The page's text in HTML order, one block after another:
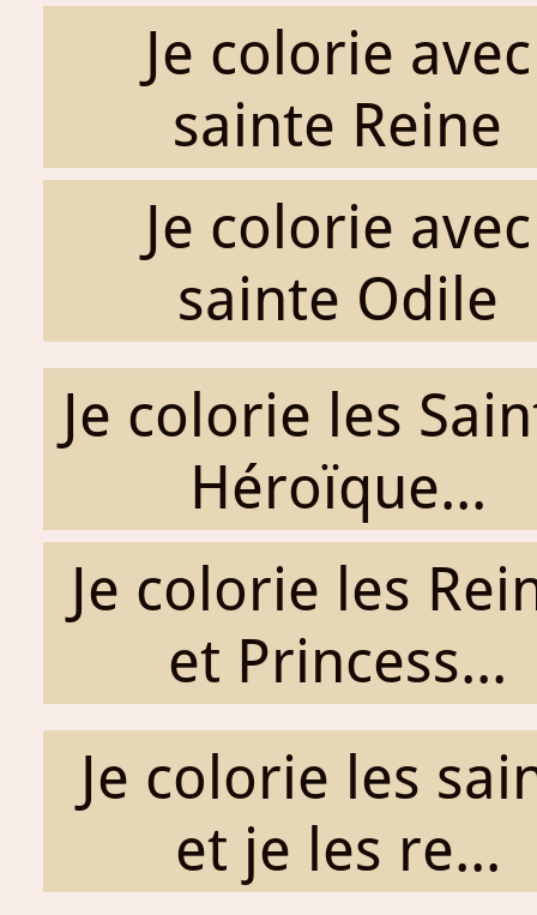
Je colorie avec
sainte Reine
Je colorie avec
sainte Odile
Je colorie les
Héroïque...
Je colorie les
et Princess...
Je colorie les
et je les re...